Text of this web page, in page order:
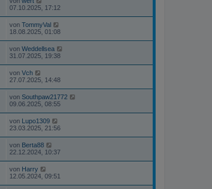
07.10.2025, 17:12
von TommyVal
18.08.2025, 01:08
von Weddellsea
31.07.2025, 19:38
von Vch
27.07.2025, 14:48
von Southpaw21772
09.06.2025, 08:55
von Lupo1309
23.03.2025, 21:56
von Berta88
22.12.2024, 10:37
von Harry
12.05.2024, 09:51